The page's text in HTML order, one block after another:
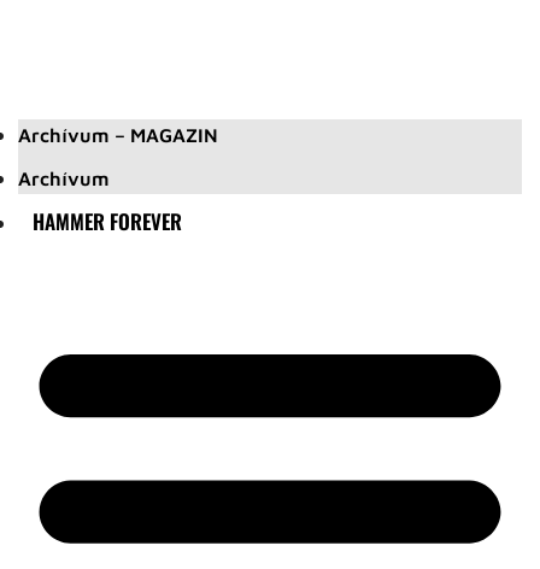
Archívum – MAGAZIN
Archívum
HAMMER FOREVER